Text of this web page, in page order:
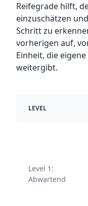
Reifegrade hilft,
einzuschätzen
Schritt zu
vorherigen auf,
Einheit, die
weitergibt.
LEVEL
Level 1:
Abwartend